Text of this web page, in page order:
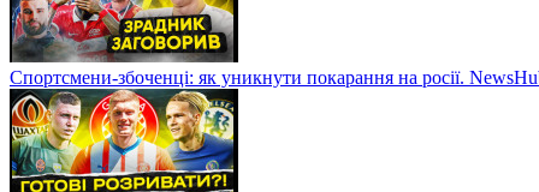
Спортсмени-збоченці: як уникнути покарання на росії.